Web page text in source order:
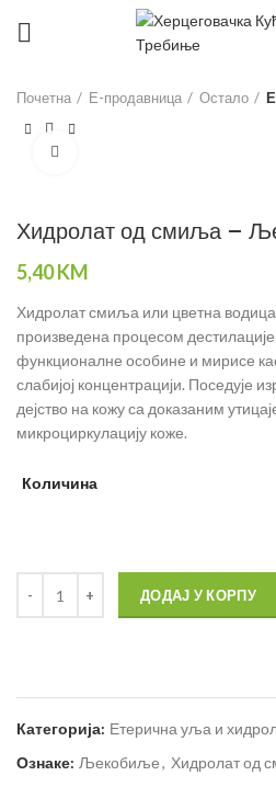
Почетна Е-продавница Остало
Хидролат од смиља –
5,40KM
Хидролат смиља или цветна
произведена процесом
функционалне особине и мирисе
слабијој концентрацији. Поседује
дејство на кожу са доказаним
микроциркулацију коже.
Количина
ДОДАЈ У КОРПУ
Категорија: Етерична уља и
Ознаке: Љекобиље, Хидролат од